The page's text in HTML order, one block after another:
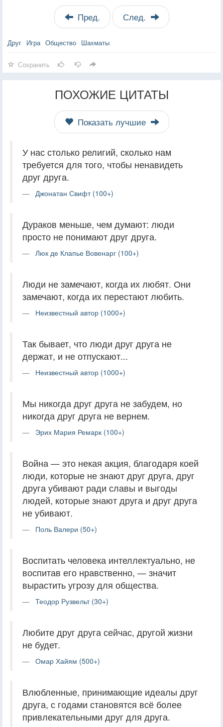
Пред. След.
Друг Игра Общество Шахматы
Сохранить
ПОХОЖИЕ ЦИТАТЫ
Показать лучшие
У нас столько религий, сколько нам
требуется для того, чтобы ненавидеть
друг друга.
Джонатан Свифт (100+)
Дураков меньше, чем думают: люди
просто не понимают друг друга.
Люк де Клапье Вовенарг (100+)
Люди не замечают, когда их любят. Они
замечают, когда их перестают любить.
Неизвестный автор (1000+)
Так бывает, что люди друг друга не
держат, и не отпускают...
Неизвестный автор (1000+)
Мы никогда друг друга не забудем, но
никогда друг друга не вернем.
Эрих Мария Ремарк (100+)
Война — это некая акция, благодаря коей
люди, которые не знают друг друга, друг
друга убивают ради славы и выгоды
людей, которые знают друга и друг друга
не убивают.
Поль Валери (50+)
Воспитать человека интеллектуально, не
воспитав его нравственно, — значит
вырастить угрозу для общества.
Теодор Рузвельт (30+)
Любите друг друга сейчас, другой жизни
не будет.
Омар Хайям (500+)
Влюбленные, принимающие идеалы друг
друга, с годами становятся всё более
привлекательными друг для друга.